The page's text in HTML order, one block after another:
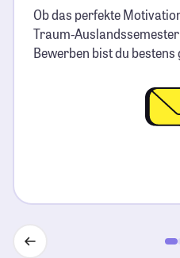
Ob das perfekte
Traum-
Bewerben bist du bestens